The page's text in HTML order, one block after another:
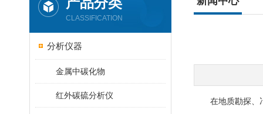
CLASSIFICATION
分析仪器
金属中碳化物
红外碳硫分析仪
在地质勘探、冶